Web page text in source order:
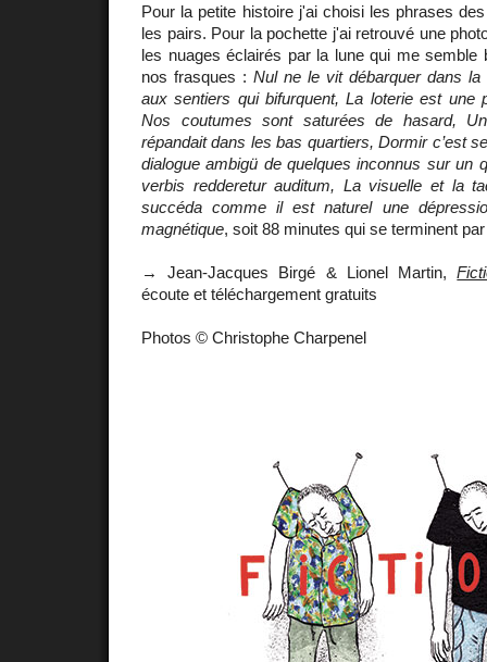
Pour la petite histoire j'ai choisi les phrases
les pairs. Pour la pochette j'ai retrouvé une
les nuages éclairés par la lune qui me semble
nos frasques : Nul ne le vit débarquer dans la
aux sentiers qui bifurquent, La loterie est une
Nos coutumes sont saturées de hasard,
répandait dans les bas quartiers, Dormir c’est
dialogue ambigü de quelques inconnus sur un
verbis redderetur auditum, La visuelle et la
succéda comme il est naturel une
magnétique, soit 88 minutes qui se terminent
→ Jean-Jacques Birgé & Lionel Martin,
écoute et téléchargement gratuits
Photos © Christophe Charpenel